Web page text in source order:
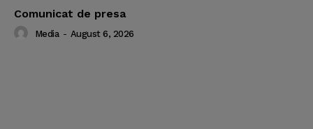
Contact us
Subscription Plans
Comunicat de presa
Media - August 6, 2026